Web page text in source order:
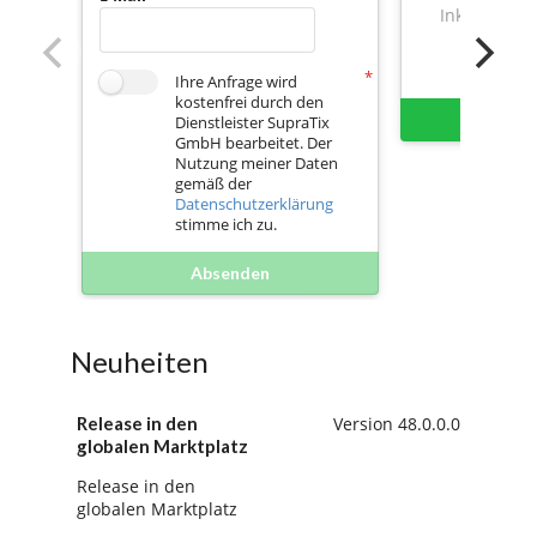
Ihre Anfrage wird
kostenfrei durch den
Dienstleister SupraTix
GmbH bearbeitet. Der
Nutzung meiner Daten
gemäß der
Datenschutzerklärung
stimme ich zu.
Absenden
Inkl. Mwst.
Neuheiten
Release in den
globalen Marktplatz
Release in den
globalen Marktplatz
Version 48.0.0.0